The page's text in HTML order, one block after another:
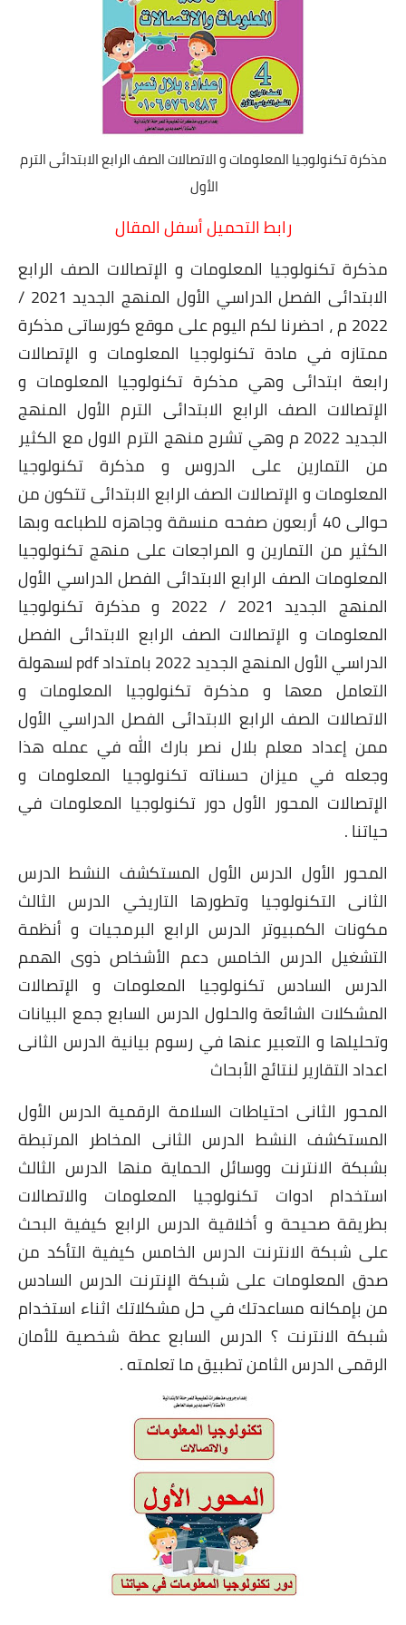
مذكرة تكنولوجيا المعلومات و الاتصالات الصف الرابع الابتدائى الترم
الأول
رابط التحميل أسفل المقال
مذكرة تكنولوجيا المعلومات و الإتصالات الصف الرابع
الابتدائى الفصل الدراسي الأول المنهج الجديد 2021 /
2022 م ، احضرنا لكم اليوم على موقع كورساتى مذكرة
ممتازه في مادة تكنولوجيا المعلومات و الإتصالات
رابعة ابتدائى وهي مذكرة تكنولوجيا المعلومات و
الإتصالات الصف الرابع الابتدائى الترم الأول المنهج
الجديد 2022 م وهي تشرح منهج الترم الاول مع الكثير
من التمارين على الدروس و مذكرة تكنولوجيا
المعلومات و الإتصالات الصف الرابع الابتدائى تتكون من
حوالى 40 أربعون صفحه منسقة وجاهزه للطباعه وبها
الكثير من التمارين و المراجعات على منهج تكنولوجيا
المعلومات الصف الرابع الابتدائى الفصل الدراسي الأول
المنهج الجديد 2021 / 2022 و مذكرة تكنولوجيا
المعلومات و الإتصالات الصف الرابع الابتدائى الفصل
الدراسي الأول المنهج الجديد 2022 بامتداد pdf لسهولة
التعامل معها و مذكرة تكنولوجيا المعلومات و
الاتصالات الصف الرابع الابتدائى الفصل الدراسي الأول
ممن إعداد معلم بلال نصر بارك الله في عمله هذا
وجعله في ميزان حسناته تكنولوجيا المعلومات و
الإتصالات المحور الأول دور تكنولوجيا المعلومات في
حياتنا .
المحور الأول الدرس الأول المستكشف النشط الدرس
الثانى التكنولوجيا وتطورها التاريخي الدرس الثالث
مكونات الكمبيوتر الدرس الرابع البرمجيات و أنظمة
التشغيل الدرس الخامس دعم الأشخاص ذوى الهمم
الدرس السادس تكنولوجيا المعلومات و الإتصالات
المشكلات الشائعة والحلول الدرس السابع جمع البيانات
وتحليلها و التعبير عنها في رسوم بيانية الدرس الثانى
اعداد التقارير لنتائج الأبحاث
المحور الثانى احتياطات السلامة الرقمية الدرس الأول
المستكشف النشط الدرس الثانى المخاطر المرتبطة
بشبكة الانترنت ووسائل الحماية منها الدرس الثالث
استخدام ادوات تكنولوجيا المعلومات والاتصالات
بطريقة صحيحة و أخلاقية الدرس الرابع كيفية البحث
على شبكة الانترنت الدرس الخامس كيفية التأكد من
صدق المعلومات على شبكة الإنترنت الدرس السادس
من بإمكانه مساعدتك في حل مشكلاتك اثناء استخدام
شبكة الانترنت ؟ الدرس السابع عطة شخصية للأمان
الرقمى الدرس الثامن تطبيق ما تعلمته .